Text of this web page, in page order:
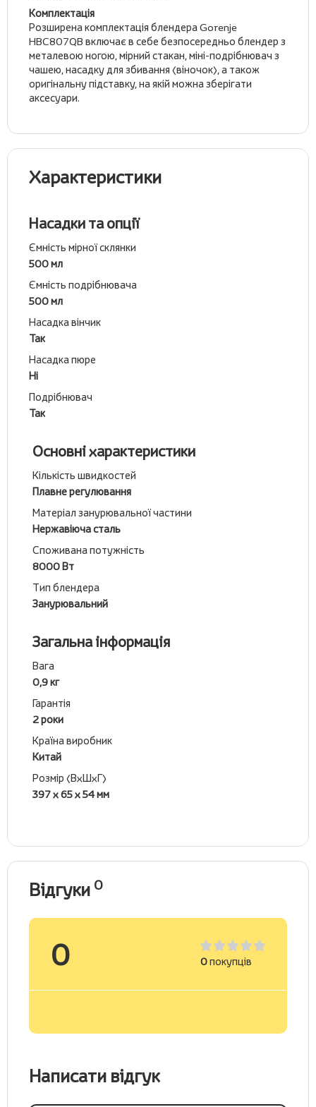
Комплектація
Розширена комплектація блендера Gorenje
HBC807QB включає в себе безпосередньо блендер з
металевою ногою, мірний стакан, міні-подрібнювач з
чашею, насадку для збивання (віночок), а також
оригінальну підставку, на якій можна зберігати
аксесуари.
Характеристики
Насадки та опції
Ємність мірної склянки
500 мл
Ємність подрібнювача
500 мл
Насадка вінчик
Так
Насадка пюре
Ні
Подрібнювач
Так
Основні характеристики
Кількість швидкостей
Плавне регулювання
Матеріал занурювальної частини
Нержавіюча сталь
Споживана потужність
8000 Вт
Тип блендера
Занурювальний
Загальна інформація
Вага
0,9 кг
Гарантія
2 роки
Країна виробник
Китай
Розмір (ВхШхГ)
397 х 65 х 54 мм
Відгуки 0
0 0покупців
Написати відгук